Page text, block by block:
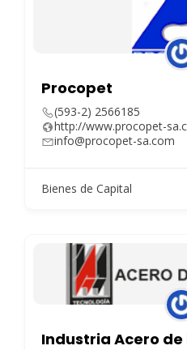
Procopet
(593-2) 2566185
http://www.procopet-
info@procopet-sa.com
Bienes de Capital
Industria Acero de